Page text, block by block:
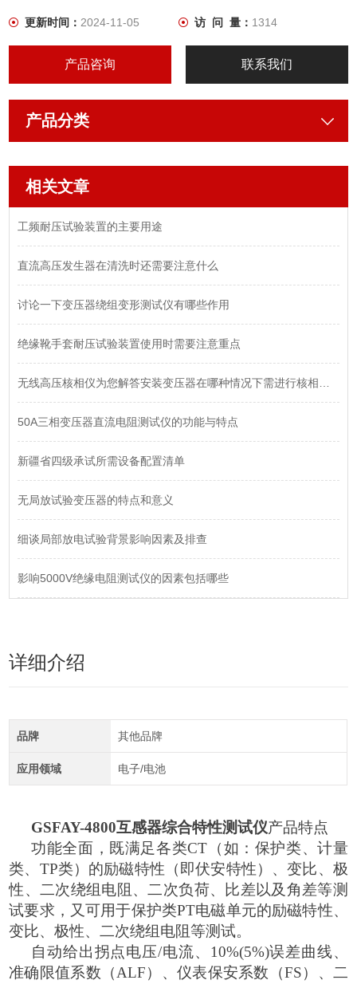
更新时间：2024-11-05 访 问 量： 1314
产品咨询 联系我们
产品分类
相关文章
工频耐压试验装置的主要用途
直流高压发生器在清洗时还需要注意什么
讨论一下变压器绕组变形测试仪有哪些作用
绝缘靴手套耐压试验装置使用时需要注意重点
无线高压核相仪为您解答安装变压器在哪种情况下需进行核相工作
50A三相变压器直流电阻测试仪的功能与特点
新疆省四级承试所需设备配置清单
无局放试验变压器的特点和意义
细谈局部放电试验背景影响因素及排查
影响5000V绝缘电阻测试仪的因素包括哪些
详细介绍
品牌 其他品牌
应用领域 电子/电池
GSFAY-4800互感器综合特性测试仪产品特点
功能全面，既满足各类CT（如：保护类、计量
类、TP类）的励磁特性（即伏安特性）、变比、极
性、二次绕组电阻、二次负荷、比差以及角差等测
试要求，又可用于保护类PT电磁单元的励磁特性、
变比、极性、二次绕组电阻等测试。
自动给出拐点电压/电流、10%(5%)误差曲线、
准确限值系数（ALF）、仪表保安系数（FS）、二